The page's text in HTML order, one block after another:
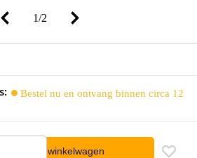
1/2
Bestel nu en ontvang binnen circa 12
In winkelwagen